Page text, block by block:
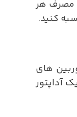
مصرف هر
های
از یک آداپتور